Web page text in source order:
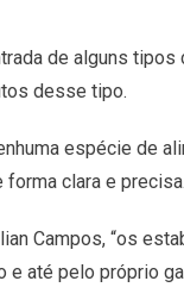
de alguns
desse tipo.
espécie de
clara e precisa.
Campos, “os
e até pelo próprio